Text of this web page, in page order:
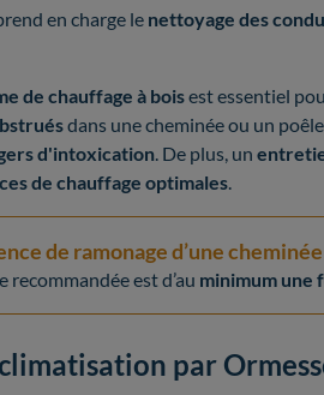
en charge le nettoyage des
de chauffage à boisest essentiel
dans une cheminée ou un
d'intoxication . De plus, un
de chauffage optimales
de ramonage d’une cheminée
recommandée est d’au minimum une
par